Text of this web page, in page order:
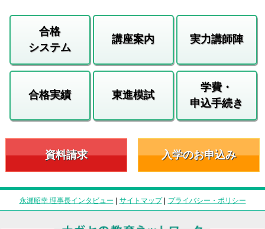
合格
システム
講座案内 実力講師陣
合格実績 東進模試
学費・
申込手続き
資料請求 入学のお申込み
永瀬昭幸 理事長インタビュー | サイトマップ| プライバシー・ポリシー